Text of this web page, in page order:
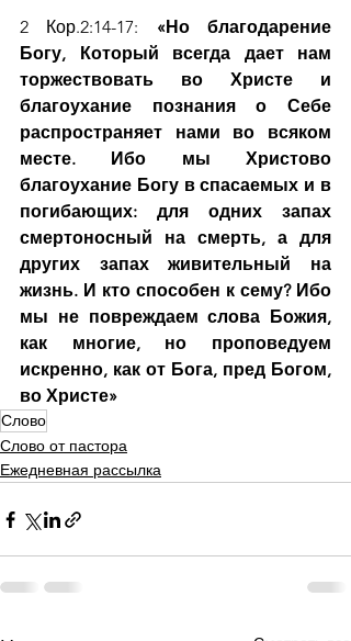
2 Кор.2:14-17: «Но благодарение
Богу, Который всегда дает нам
торжествовать во Христе и
благоухание познания о Себе
распространяет нами во всяком
месте. Ибо мы Христово
благоухание Богу в спасаемых и в
погибающих: для одних запах
смертоносный на смерть, а для
других запах живительный на
жизнь. И кто способен к сему? Ибо
мы не повреждаем слова Божия,
как многие, но проповедуем
искренно, как от Бога, пред Богом,
во Христе»
Слово
Слово от пастора
Ежедневная рассылка